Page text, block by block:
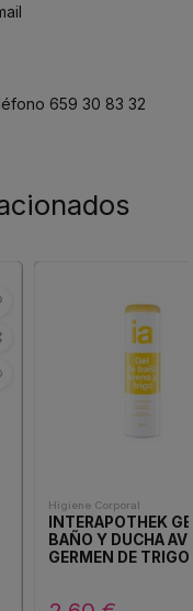
659 30 83 32
Corporal
GEL DE
Y DUCHA AVENA Y
DE TRIGO 1